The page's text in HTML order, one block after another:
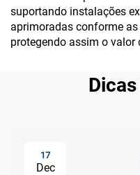
suportando instalações
aprimoradas conforme
protegendo assim o
17
Dec